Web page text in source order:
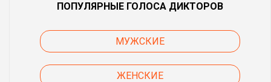
ПОПУЛЯРНЫЕ ГОЛОСА ДИКТОРОВ
МУЖСКИЕ
ЖЕНСКИЕ